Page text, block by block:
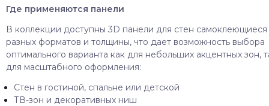
Где применяются панели
В коллекции доступны 3D панели для стен самоклеющиеся
разных форматов и толщины, что дает возможность выбора
оптимального варианта как для небольших акцентных зон,
для масштабного оформления:
Стен в гостиной, спальне или детской
ТВ-зон и декоративных ниш